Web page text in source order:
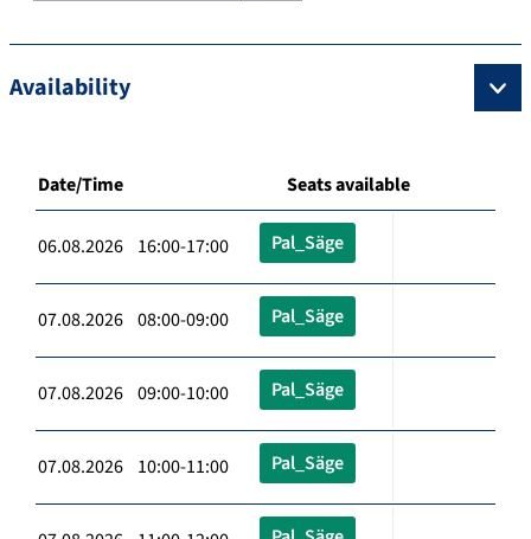
Availability
Date/Time Seats available
06.08.2026 16:00-17:00 Pal_Säge
07.08.2026 08:00-09:00 Pal_Säge
07.08.2026 09:00-10:00 Pal_Säge
07.08.2026 10:00-11:00 Pal_Säge